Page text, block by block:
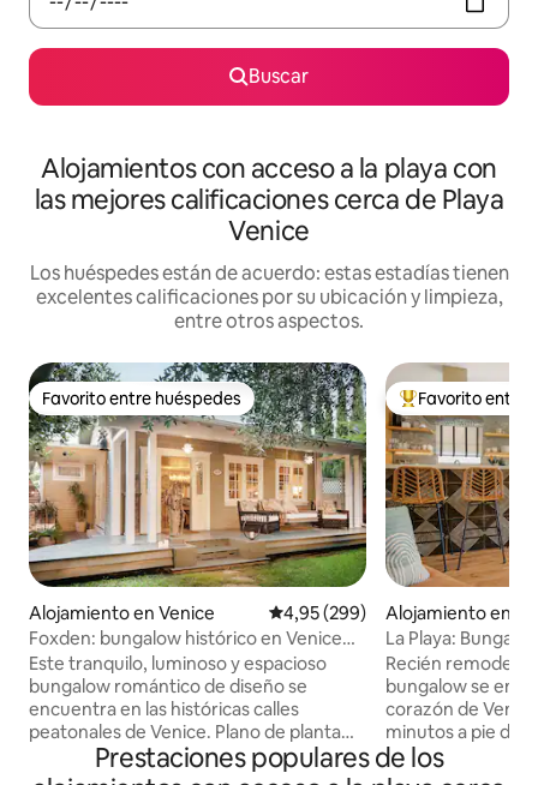
Buscar
Alojamientos con acceso a la playa con
las mejores calificaciones cerca de Playa
Venice
Los huéspedes están de acuerdo: estas estadías tienen
excelentes calificaciones por su ubicación y limpieza,
entre otros aspectos.
Favorito entre huéspedes
Favorito entre huéspedes
Alojamiento en Venice Calificación promedio: 4,95 de
4,95 (299)
Foxden: bungalow histórico en Venice
Beach Walk Street
Este tranquilo, luminoso y espacioso
bungalow romántico de diseño se
encuentra en las históricas calles
peatonales de Venice. Plano de planta
abierta totalmente moderno con cocina
de chef, máquina de café expreso de
Favorito entre
Favorito entre
Alojamiento en
La Playa:
sol, fogata
Recién
bungalow se
corazón de
minutos a pie de
minutos en
es el lugar
Prestaciones populares de los